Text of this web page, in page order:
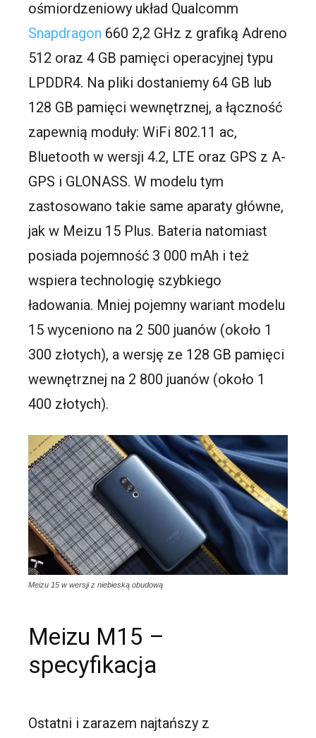
ośmiordzeniowy układ Qualcomm
Snapdragon 660 2,2 GHz z grafiką Adreno
512 oraz 4 GB pamięci operacyjnej typu
LPDDR4. Na pliki dostaniemy 64 GB lub
128 GB pamięci wewnętrznej, a łączność
zapewnią moduły: WiFi 802.11 ac,
Bluetooth w wersji 4.2, LTE oraz GPS z A-
GPS i GLONASS. W modelu tym
zastosowano takie same aparaty główne,
jak w Meizu 15 Plus. Bateria natomiast
posiada pojemność 3 000 mAh i też
wspiera technologię szybkiego
ładowania. Mniej pojemny wariant modelu
15 wyceniono na 2 500 juanów (około 1
300 złotych), a wersję ze 128 GB pamięci
wewnętrznej na 2 800 juanów (około 1
400 złotych).
Meizu 15 w wersji z niebieską obudową
Meizu M15 –
specyfikacja
Ostatni i zarazem najtańszy z